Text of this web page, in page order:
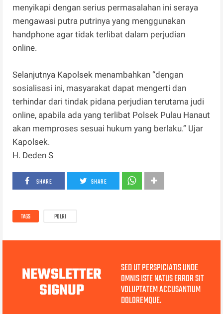
menyikapi dengan serius permasalahan ini seraya
mengawasi putra putrinya yang menggunakan
handphone agar tidak terlibat dalam perjudian
online.
Selanjutnya Kapolsek menambahkan “dengan
sosialisasi ini, masyarakat dapat mengerti dan
terhindar dari tindak pidana perjudian terutama judi
online, apabila ada yang terlibat Polsek Pulau Hanaut
akan memproses sesuai hukum yang berlaku.” Ujar
Kapolsek.
H. Deden S
SHARE SHARE
TAGS POLRI
NEWSLETTER
SIGNUP
SED UT PERSPICIATIS UNDE
OMNIS ISTE NATUS ERROR SIT
VOLUPTATEM ACCUSANTIUM
DOLOREMQUE.